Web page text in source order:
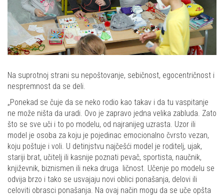
Na suprotnoj strani su nepoštovanje, sebičnost, egocentričnost i
nespremnost da se deli.
„Ponekad se čuje da se neko rodio kao takav i da tu vaspitanje
ne može ništa da uradi. Ovo je zapravo jedna velika zabluda. Zato
što se sve uči i to po modelu, od najranijeg uzrasta. Uzor ili
model je osoba za koju je pojedinac emocionalno čvrsto vezan,
koju poštuje i voli. U detinjstvu najčešći model je roditelj, ujak,
stariji brat, učitelj ili kasnije poznati pevač, sportista, naučnik,
književnik, biznismen ili neka druga ličnost. Učenje po modelu se
odvija brzo i tako se usvajaju novi oblici ponašanja, delovi ili
celoviti obrasci ponašanja. Na ovaj način mogu da se uče opšta